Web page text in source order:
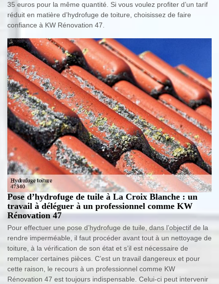
35 euros pour la même quantité. Si vous voulez profiter d’un tarif
réduit en matière d’hydrofuge de toiture, choisissez de faire
confiance à KW Rénovation 47.
Pose d’hydrofuge de tuile à La Croix Blanche : un
travail à déléguer à un professionnel comme KW
Rénovation 47
Pour effectuer une pose d’hydrofuge de tuile, dans l’objectif de la
rendre imperméable, il faut procéder avant tout à un nettoyage de
toiture, à la vérification de son état et s’il est nécessaire de
remplacer certaines pièces. C’est un travail dangereux et pour
cette raison, le recours à un professionnel comme KW
Rénovation 47 est toujours indispensable. Celui-ci peut intervenir